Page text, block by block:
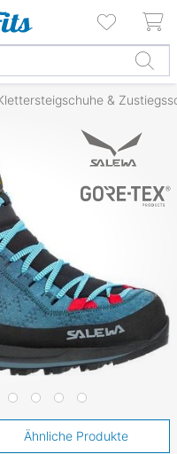
&
Ähnliche Produkte